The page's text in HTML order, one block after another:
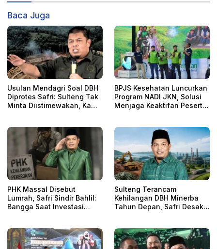
Baca Juga
Usulan Mendagri Soal DBH
Diprotes Safri: Sulteng Tak
Minta Diistimewakan, Kami
BPJS Kesehatan Luncurkan
Program NADI JKN, Solusi
Menjaga Keaktifan Peserta
PHK Massal Disebut
Lumrah, Safri Sindir Bahlil:
Bangga Saat Investasi
Sulteng Terancam
Kehilangan DBH Minerba
Tahun Depan, Safri Desak